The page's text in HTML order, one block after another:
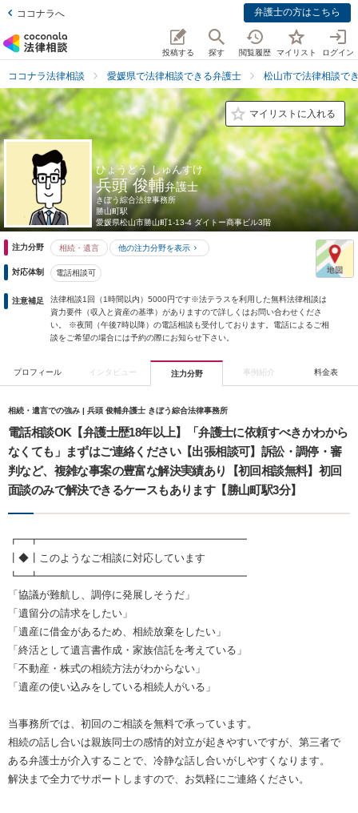
ココナラへ 弁護士の方はこちら
投稿する 探す 閲覧履歴 マイリスト ログイン
ココナラ法律相談 愛媛県で法律相談できる弁護士 松山市で法律相談で
マイリストに入れる
ひょうどう しゅんすけ
兵頭 俊輔弁護士
きぼう綜合法律事務所
勝山町駅
愛媛県松山市勝山町1-13-4 ダイトー商事ビル3階
注力分野 相続・遺言 他の注力分野を表示
対応体制 電話相談可
注意補足
法律相談1回（1時間以内）5000円です※法テラスを利用した無料法律相談は
資力要件（収入と資産の基準）がありますので詳しくはお問い合わせくださ
い。 ※夜間（午後7時以降）の電話相談も受付しております。電話によるご相
談をご希望の場合には予約の際にお知らせ下さい。
プロフィール インタビュー 注力分野 事例紹介 料金表
相続・遺言での強み | 兵頭 俊輔弁護士 きぼう綜合法律事務所
電話相談OK【弁護士歴18年以上】「弁護士に依頼すべきかわから
なくても」まずはご連絡ください【出張相談可】訴訟・調停・審
判など、複雑な事案の豊富な解決実績あり【初回相談無料】初回
面談のみで解決できるケースもあります【勝山町駅3分】
┏━┳━━━━━━━━━━━━━━━━━━━━
┃◆┃このようなご相談に対応しています
┗━┻━━━━━━━━━━━━━━━━━━━━
「協議が難航し、調停に発展しそうだ」
「遺留分の請求をしたい」
「遺産に借金があるため、相続放棄をしたい」
「終活として遺言書作成・家族信託を考えている」
「不動産・株式の相続方法がわからない」
「遺産の使い込みをしている相続人がいる」
当事務所では、初回のご相談を無料で承っています。
相続の話し合いは親族同士の感情的対立が起きやすいですが、第三者で
ある弁護士が介入することで、冷静な話し合いがしやすくなります。
解決まで全力でサポートしますので、お気軽にご連絡ください。